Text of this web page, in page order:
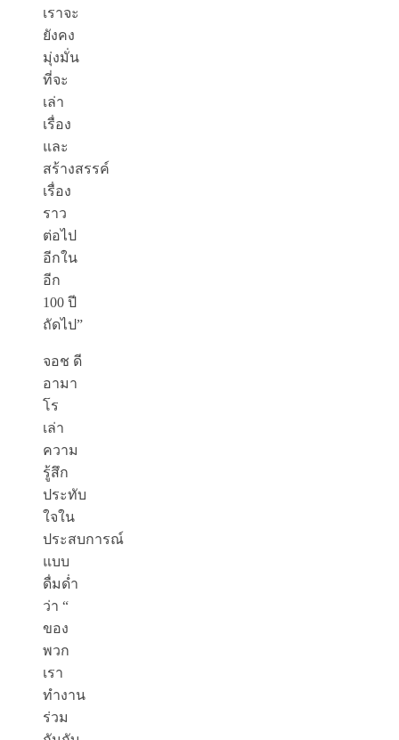
เราจะ
ยังคง
มุ่งมั่น
ที่จะ
เล่า
เรื่อง
และ
สร้างสรรค์
เรื่อง
ราว
ต่อไป
อีกใน
อีก
100 ปี
ถัดไป”
จอช ดี
อามา
โร
เล่า
ความ
รู้สึก
ประทับ
ใจใน
ประสบการณ์
แบบ
ดื่มด่ำ
ว่า “
ของ
พวก
เรา
ทำงาน
ร่วม